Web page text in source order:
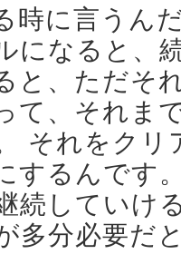
時に言うん
になると、
と、ただそ
て、それま
それをクリ
するんです
続していけ
多分必要だ